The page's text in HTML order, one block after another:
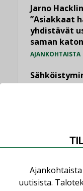
Jarno
”Asiakkaat
yhdistävät
saman
AJANKOHTAISTA
”Tulevat
LEHDEN
LEHDEN
uutisista.